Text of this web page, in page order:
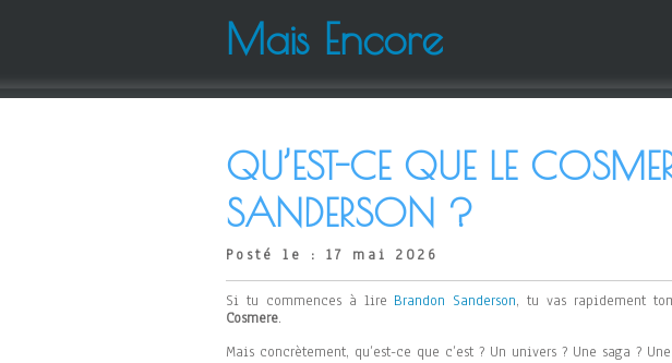
Mais Encore
QU’EST-CE QUE LE
SANDERSON ?
Posté le : 17 mai 2026
Si tu commences à lire Brandon Sanderson, tu vas rapidement
Cosmere.
Mais concrètement, qu’est-ce que c’est ? Un univers ? Une saga ?